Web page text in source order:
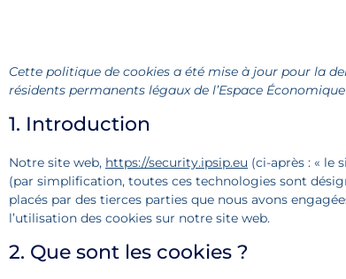
Cette politique de cookies a été mise à jour pour la
résidents permanents légaux de l’Espace
1. Introduction
Notre site web, https://security.ipsip.eu (ci-après : « le
(par simplification, toutes ces technologies sont
placés par des tierces parties que nous avons
l’utilisation des cookies sur notre site web.
2. Que sont les cookies ?